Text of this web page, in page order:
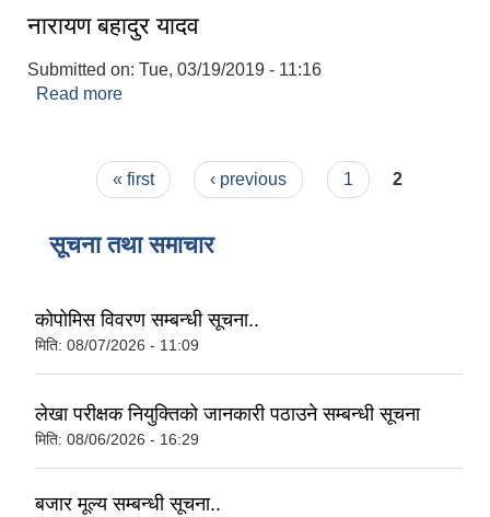
नारायण बहादुर यादव
Submitted on: Tue, 03/19/2019 - 11:16
Read more
Pages« first ‹ previous 1 2
सूचना तथा समाचार
कोपोमिस विवरण सम्बन्धी सूचना..
मिति: 08/07/2026 - 11:09
लेखा परीक्षक नियुक्तिको जानकारी पठाउने सम्बन्धी सूचना
मिति: 08/06/2026 - 16:29
बजार मूल्य सम्बन्धी सूचना..